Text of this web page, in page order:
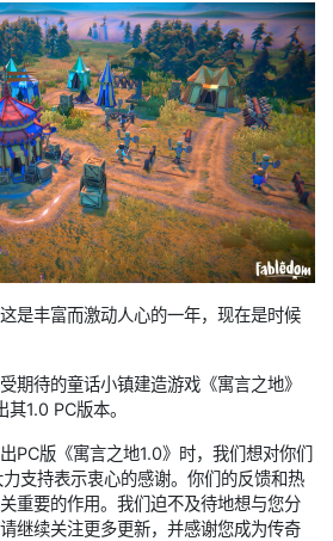
是丰富而激动人心的一年，现在是时候
期待的童话小镇建造游戏《寓言之地》
1.0 PC版本。
PC版《寓言之地1.0》时，我们想对你们
支持表示衷心的感谢。你们的反馈和热
重要的作用。我们迫不及待地想与您分
继续关注更多更新，并感谢您成为传奇